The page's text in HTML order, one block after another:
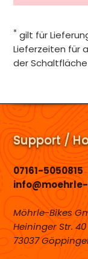
* gilt für
Lieferzeiten für
der
Support /
07161-5050815
Möhrle-Bikes
Heininger Str. 40
73037